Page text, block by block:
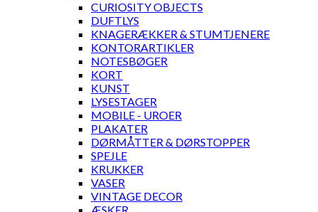
CURIOSITY OBJECTS
DUFTLYS
KNAGERÆKKER & STUMTJENERE
KONTORARTIKLER
NOTESBØGER
KORT
KUNST
LYSESTAGER
MOBILE - UROER
PLAKATER
DØRMÅTTER & DØRSTOPPER
SPEJLE
KRUKKER
VASER
VINTAGE DECOR